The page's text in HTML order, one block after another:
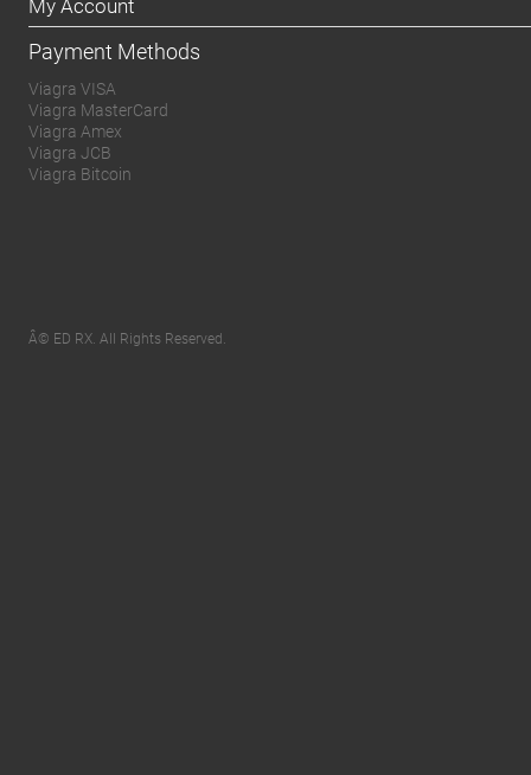
My Account
Payment Methods
Viagra VISA
Viagra MasterCard
Viagra Amex
Viagra JCB
Viagra Bitcoin
Â© ED RX. All Rights Reserved.